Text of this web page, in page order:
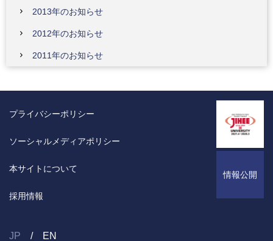
2013年のお知らせ
2012年のお知らせ
2011年のお知らせ
情報公開
プライバシーポリシー
ソーシャルメディアポリシー
本サイトについて
採用情報
JP EN